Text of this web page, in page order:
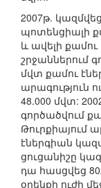
2007թ.
պոտենցիալի
և ավելի քամու
շրջաններում
մվտ քամու
արագություն
48.000 մվտ:
գործածվում
Թուրքիայում
էներգիան
ցուցանիշը
դա հասցվեց
օրենքի ուժի